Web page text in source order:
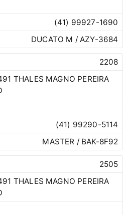
(41) 99927-1690
DUCATO M / AZY-3684
2208
THALES MAGNO PEREIRA
(41) 99290-5114
MASTER / BAK-8F92
2505
THALES MAGNO PEREIRA